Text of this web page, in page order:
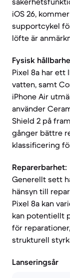
iOS 26,
supportcykel
löfte är
Fysisk
Pixel 8a har ett
vatten, samt
iPhone Air
använder
Shield 2 på
gånger bättre
klassificering
Reparerbarhet:
Generellt sett
hänsyn till
Pixel 8a kan
kan potentiellt
för
strukturell
Lanseringsår